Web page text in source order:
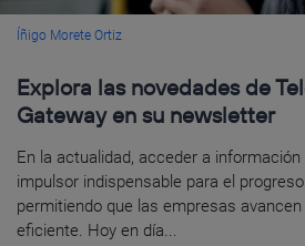
Íñigo Morete Ortiz
Explora las novedades de
Gateway en su newsletter
En la actualidad, acceder a
impulsor indispensable para el
permitiendo que las empresas
eficiente. Hoy en día...